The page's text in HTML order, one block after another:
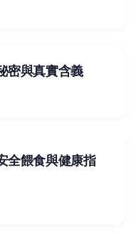
密與真實含義
全餵食與健康指